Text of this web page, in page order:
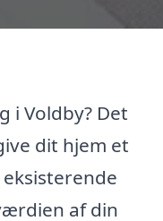
i Voldby? Det
dit hjem et
af din